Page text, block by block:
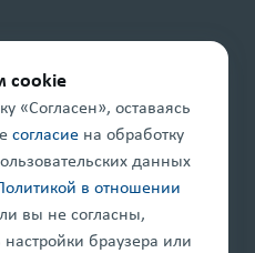
при поддержке
cookie
«Согласен», оставаясь
согласие на обработку
данных
в отношении
вы не согласны,
браузера или